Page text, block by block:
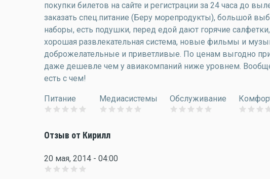
покупки билетов на сайте и регистрации за 24 часа до
заказать спец.питание (Беру морепродукты), большой
наборы, есть подушки, перед едой дают горячие
хорошая развлекательная система, новые фильмы и
доброжелательные и приветливые. По ценам выгодно
даже дешевле чем у авиакомпаний ниже уровнем.
есть с чем!
Питание Медиасистемы Обслуживание
Отзыв от Кирилл
20 мая, 2014 - 04:00